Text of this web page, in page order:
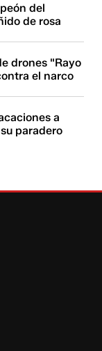
del
de rosa
drones "Rayo
el narco
a
paradero